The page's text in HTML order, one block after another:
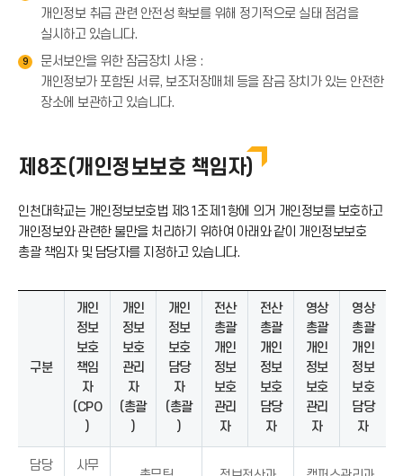
개인정보 취급 관련 안전성 확보를 위해 정기적으로 실태 점검을
실시하고 있습니다.
9
문서보안을 위한 잠금장치 사용 :
개인정보가 포함된 서류, 보조저장매체 등을 잠금 장치가 있는 안전한
장소에 보관하고 있습니다.
제8조(개인정보보호 책임자)
인천대학교는 개인정보보호법 제31조제1항에 의거 개인정보를 보호하고
개인정보와 관련한 불만을 처리하기 위하여 아래와 같이 개인정보보호
총괄 책임자 및 담당자를 지정하고 있습니다.
구분
개인
정보
보호
책임
자
(CPO
)
개인
정보
보호
관리
자
(총괄
)
개인
정보
보호
담당
자
(총괄
)
전산
총괄
개인
정보
보호
관리
자
전산
총괄
개인
정보
보호
담당
자
영상
총괄
개인
정보
보호
관리
자
영상
총괄
개인
정보
보호
담당
자
담당 사무